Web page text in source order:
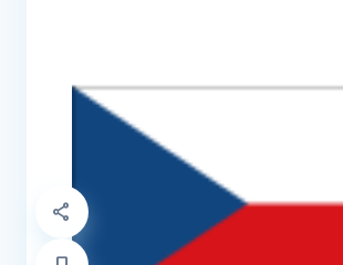
share